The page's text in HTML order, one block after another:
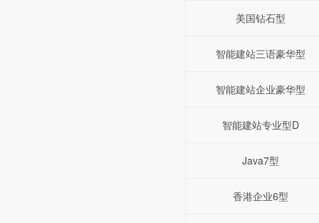
美国钻石型
智能建站三语豪华型
智能建站企业豪华型
智能建站专业型D
Java7型
香港企业6型